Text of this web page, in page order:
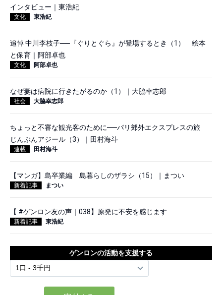
インタビュー｜東浩紀
文化 東浩紀
追悼 中川李枝子──『ぐりとぐら』が登場するとき（1） 絵本
と保育｜阿部卓也
文化 阿部卓也
なぜ妻は病院に行きたがるのか（1）｜大脇幸志郎
社会 大脇幸志郎
ちょっと不審な観光客のために──パリ郊外エクスプレスの旅
じんぶんアジール（3）｜田村海斗
連載 田村海斗
【マンガ】島卒業編 島暮らしのザラシ（15）｜まつい
新着記事 まつい
【 #ゲンロン友の声｜038】原発に不安を感じます
新着記事 東浩紀
ゲンロンの活動を支援する